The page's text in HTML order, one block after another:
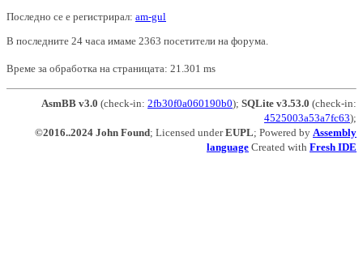
Последно се е регистрирал: am-gul
В последните 24 часа имаме 2363 посетители на форума.
Време за обработка на страницата: 21.301 ms
AsmBB v3.0 (check-in: 2fb30f0a060190b0); SQLite v3.53.0 (check-in:
4525003a53a7fc63);
©2016..2024 John Found; Licensed underEUPL; Powered by Assembly
language Created with Fresh IDE